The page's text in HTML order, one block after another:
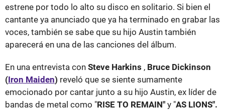
estrene por todo lo alto su disco en solitario. Si bien el
cantante ya anunciado que ya ha terminado en grabar las
voces, también se sabe que su hijo Austin también
aparecerá en una de las canciones del álbum.
En una entrevista con Steve Harkins , Bruce Dickinson
(Iron Maiden) reveló que se siente sumamente
emocionado por cantar junto a su hijo Austin, ex líder de
bandas de metal como "RISE TO REMAIN" y "AS LIONS".